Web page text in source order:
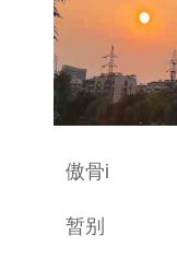
傲骨i
暂别